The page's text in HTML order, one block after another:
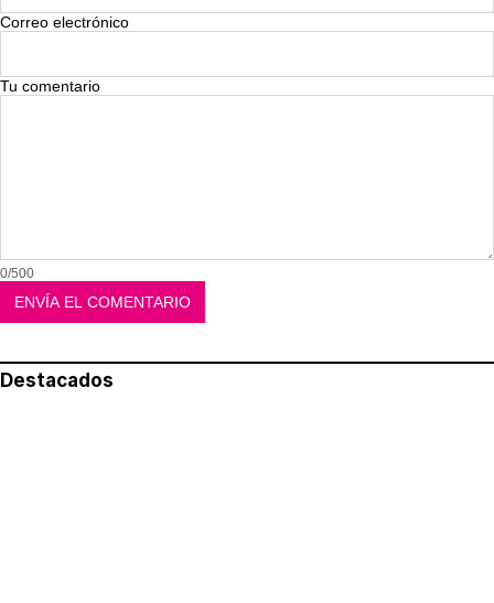
Correo electrónico
Tu comentario
0/500
Destacados